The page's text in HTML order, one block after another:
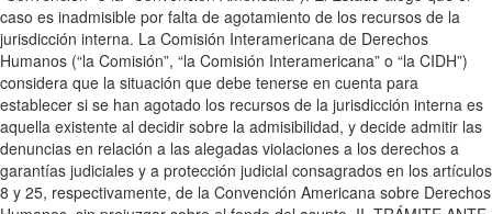
caso es inadmisible por falta de agotamiento de los recursos de la
jurisdicción interna. La Comisión Interamericana de Derechos
Humanos (“la Comisión”, “la Comisión Interamericana” o “la CIDH”)
considera que la situación que debe tenerse en cuenta para
establecer si se han agotado los recursos de la jurisdicción interna es
aquella existente al decidir sobre la admisibilidad, y decide admitir las
denuncias en relación a las alegadas violaciones a los derechos a
garantías judiciales y a protección judicial consagrados en los artículos
8 y 25, respectivamente, de la Convención Americana sobre Derechos